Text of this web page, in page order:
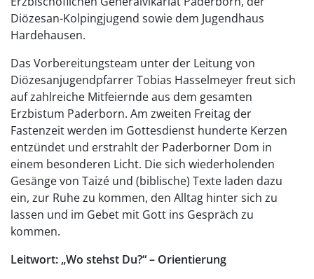
Diözesan-Kolpingjugend sowie dem Jugendhaus
Hardehausen.
Das Vorbereitungsteam unter der Leitung von
Diözesanjugendpfarrer Tobias Hasselmeyer freut sich
auf zahlreiche Mitfeiernde aus dem gesamten
Erzbistum Paderborn. Am zweiten Freitag der
Fastenzeit werden im Gottesdienst hunderte Kerzen
entzündet und erstrahlt der Paderborner Dom in
einem besonderen Licht. Die sich wiederholenden
Gesänge von Taizé und (biblische) Texte laden dazu
ein, zur Ruhe zu kommen, den Alltag hinter sich zu
lassen und im Gebet mit Gott ins Gespräch zu
kommen.
Leitwort: „Wo stehst Du?“ – Orientierung